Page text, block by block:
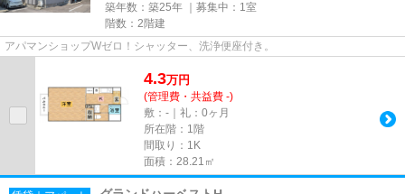
築年数：築25年 ｜募集中： 1室
階数：2階建
アパマンショップWゼロ！シャッター、洗浄便座付き。
4.3万円
(管理費・共益費 -)
敷：-｜礼：0ヶ月
所在階：1階
間取り：1K
面積：28.21㎡